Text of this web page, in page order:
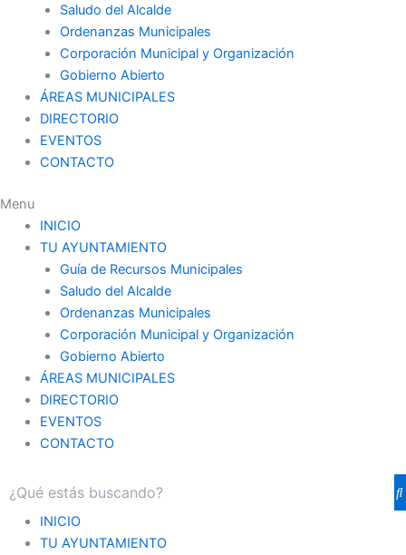
Saludo del Alcalde
Ordenanzas Municipales
Corporación Municipal y Organización
Gobierno Abierto
ÁREAS MUNICIPALES
DIRECTORIO
EVENTOS
CONTACTO
Menu
INICIO
TU AYUNTAMIENTO
Guía de Recursos Municipales
Saludo del Alcalde
Ordenanzas Municipales
Corporación Municipal y Organización
Gobierno Abierto
ÁREAS MUNICIPALES
DIRECTORIO
EVENTOS
CONTACTO
INICIO
TU AYUNTAMIENTO